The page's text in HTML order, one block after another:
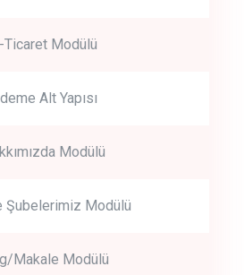
Ticaret Modülü
Alt Yapısı
Modülü
Şubelerimiz Modülü
Makale Modülü